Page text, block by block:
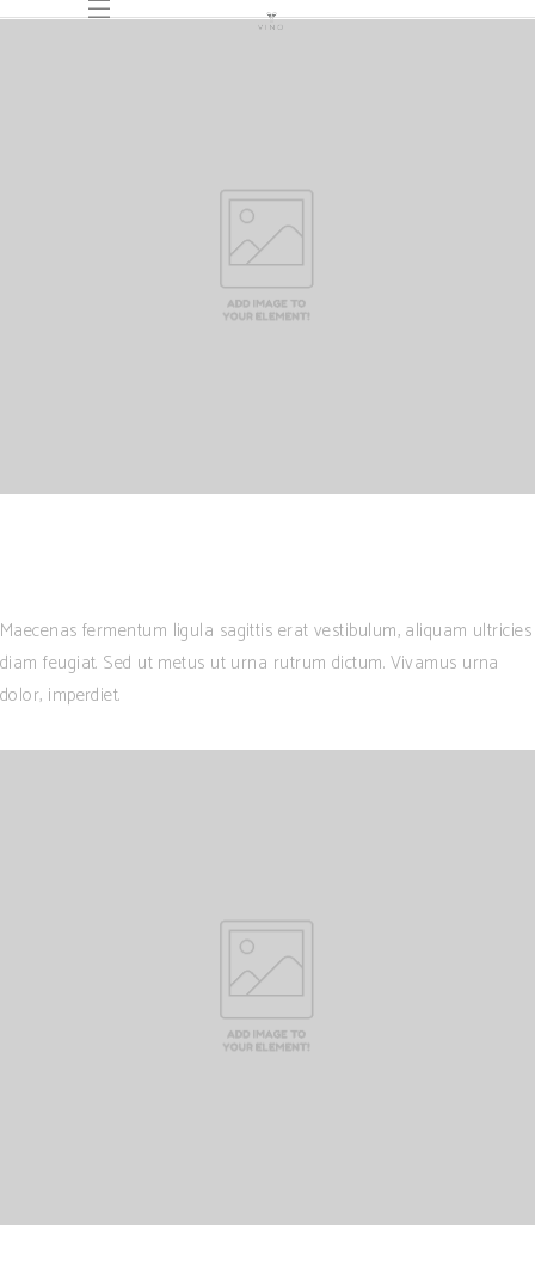
Maecenas fermentum ligula sagittis erat vestibulum, aliquam ultricies
diam feugiat. Sed ut metus ut urna rutrum dictum. Vivamus urna
dolor, imperdiet.